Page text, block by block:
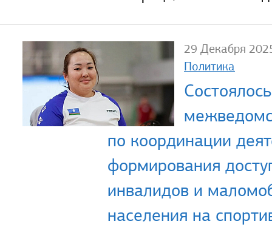
29 Декабря
Политика
по координации
формирования
инвалидов и
населения на